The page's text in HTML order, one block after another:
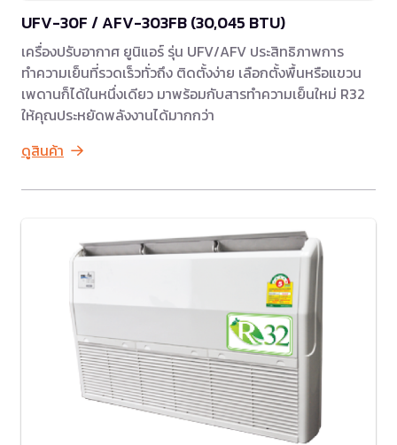
UFV-30F / AFV-303FB (30,045 BTU)
เครื่องปรับอากาศ ยูนิแอร์ รุ่น UFV/AFV ประสิทธิภาพการ
ทำความเย็นที่รวดเร็วทั่วถึง ติดตั้งง่าย เลือกตั้งพื้นหรือแขวน
เพดานก็ได้ในหนึ่งเดียว มาพร้อมกับสารทำความเย็นใหม่ R32
ให้คุณประหยัดพลังงานได้มากกว่า
ดูสินค้า